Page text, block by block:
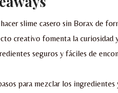
slime casero sin Borax de
creativo fomenta la curiosidad
seguros y fáciles de
para mezclar los